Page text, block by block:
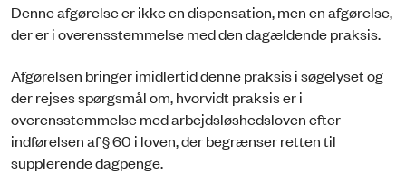
Denne afgørelse er ikke en dispensation, men en afgørelse,
der er i overensstemmelse med den dagældende praksis.
Afgørelsen bringer imidlertid denne praksis i søgelyset og
der rejses spørgsmål om, hvorvidt praksis er i
overensstemmelse med arbejdsløshedsloven efter
indførelsen af § 60 i loven, der begrænser retten til
supplerende dagpenge.